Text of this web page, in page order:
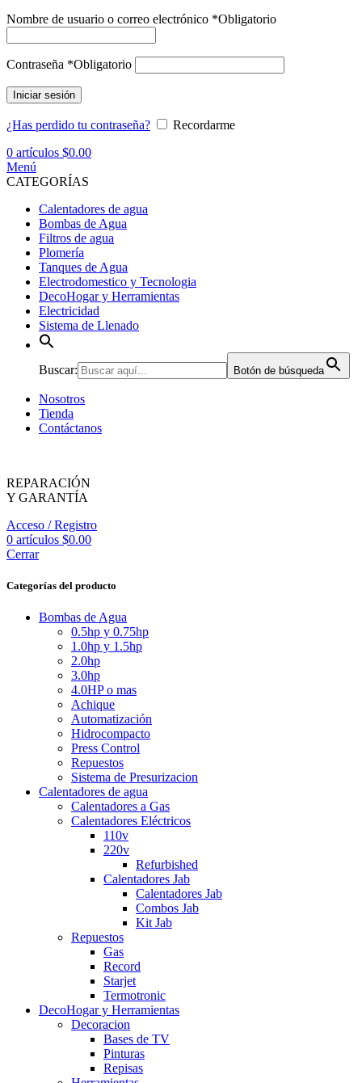
Nombre de usuario o correo electrónico *Obligatorio
Contraseña *Obligatorio
Iniciar sesión
¿Has perdido tu contraseña?
Recordarme
0 artículos $0.00
Menú
CATEGORÍAS
Calentadores de agua
Bombas de Agua
Filtros de agua
Plomería
Tanques de Agua
Electrodomestico y Tecnologia
DecoHogar y Herramientas
Electricidad
Sistema de Llenado
Buscar: Botón de búsqueda
Nosotros
Tienda
Contáctanos
REPARACIÓN
Y GARANTÍA
Acceso / Registro
0 artículos $0.00
Cerrar
Categorías del producto
Bombas de Agua
0.5hp y 0.75hp
1.0hp y 1.5hp
2.0hp
3.0hp
4.0HP o mas
Achique
Automatización
Hidrocompacto
Press Control
Repuestos
Sistema de Presurizacion
Calentadores de agua
Calentadores a Gas
Calentadores Eléctricos
110v
220v
Refurbished
Calentadores Jab
Calentadores Jab
Combos Jab
Kit Jab
Repuestos
Gas
Record
Starjet
Termotronic
DecoHogar y Herramientas
Decoracion
Bases de TV
Pinturas
Repisas